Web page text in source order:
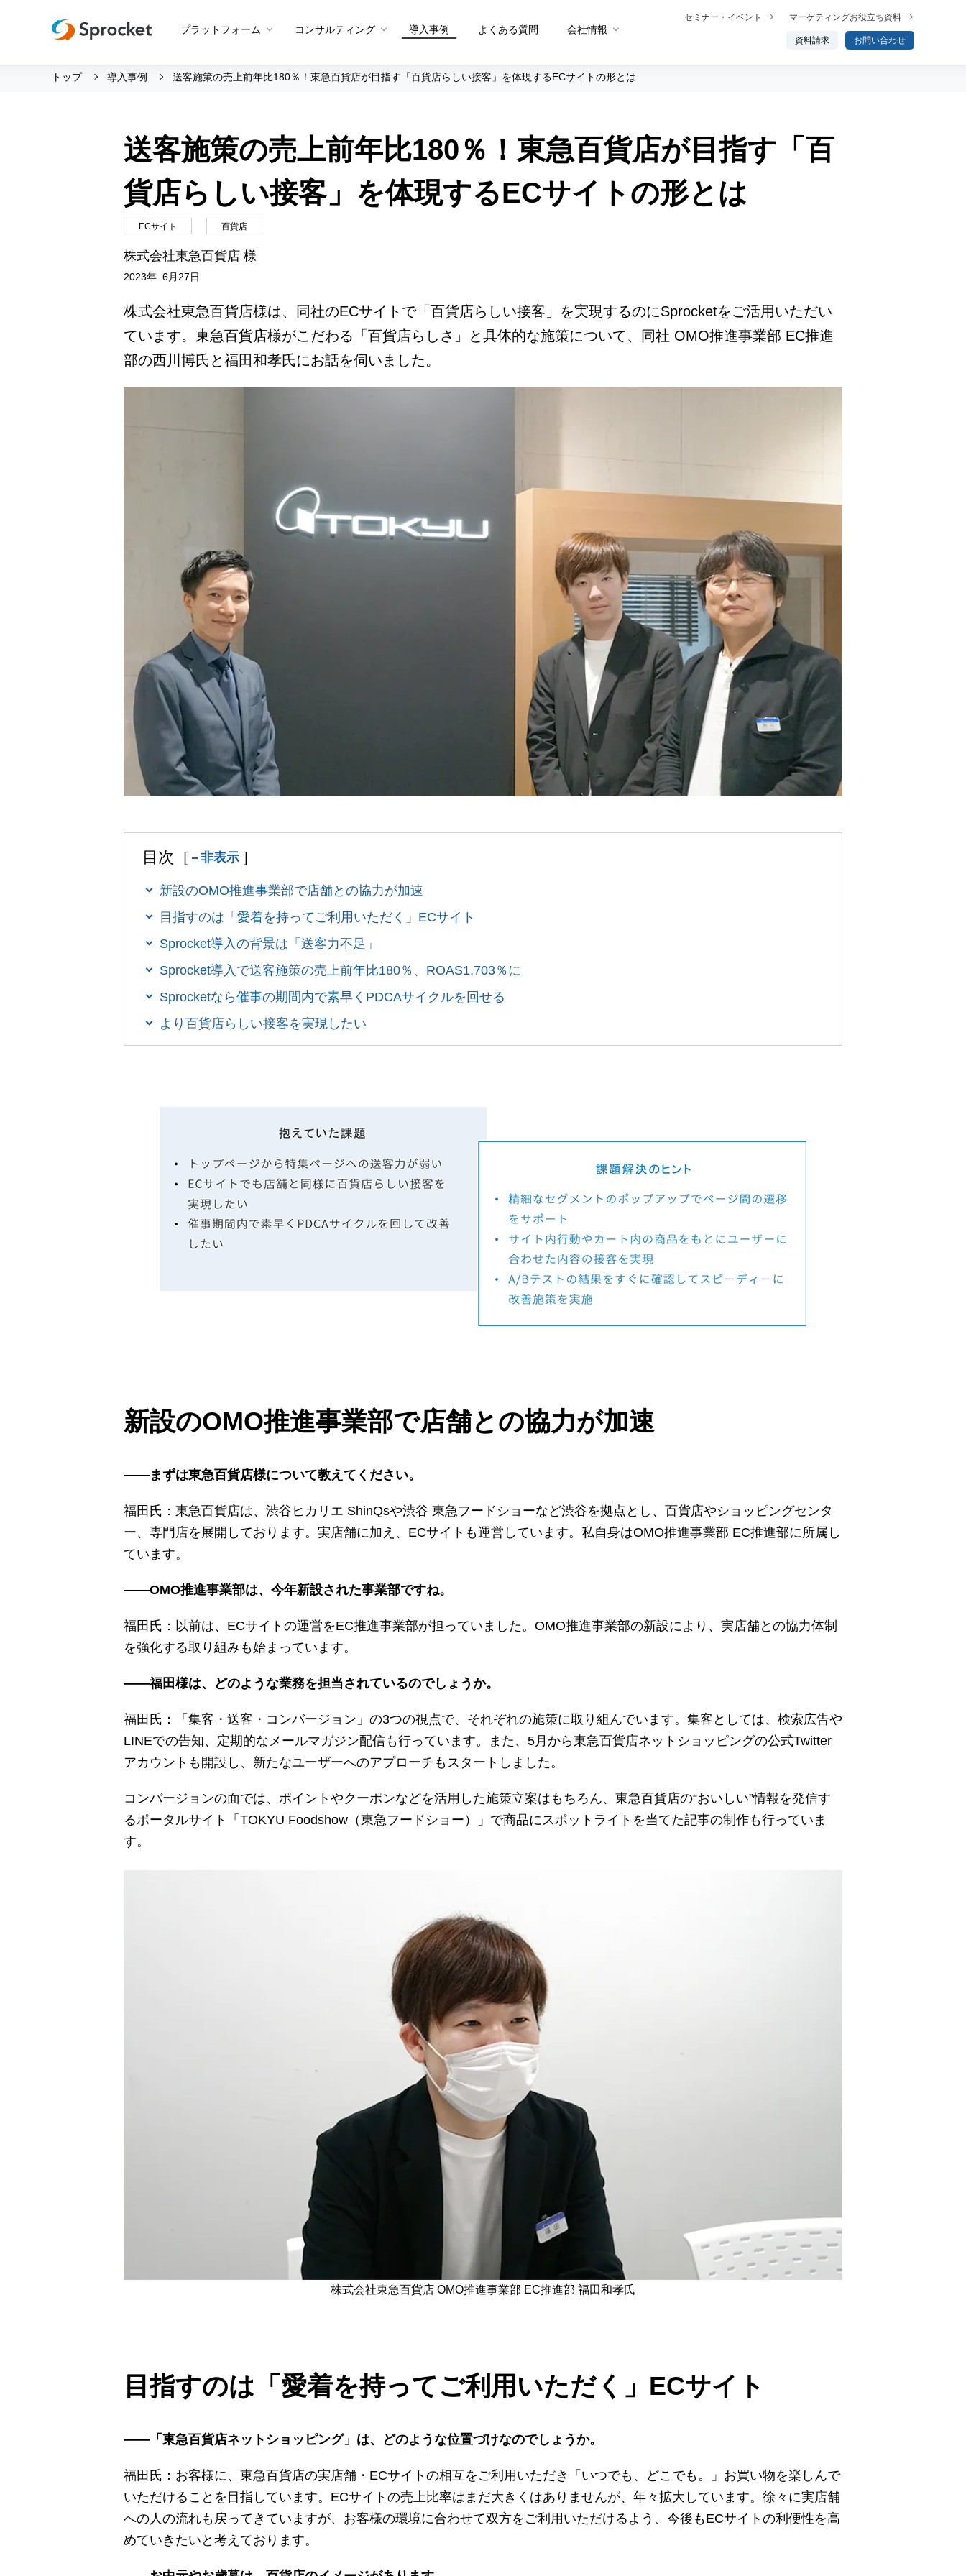
プラットフォーム
プロダクト概要
Web接客
アプリ最適化
アンケート
A/Bテスト
LINE活用
プロダクト概要
データ統合・抽出
セグメント適正スコア
プロダクト概要
サイト分析
ユーザー行動分析
プロダクト概要
コンサルティング
運用支援 トップ
Beyond CROコンサルティング
設定代行
サポートボット
メソッド トップ
メソッドを共有する仕組み
A/Bテストメソッド
広告効果最大化メソッド
顧客育成メソッド
導入事例 よくある質問 会社情報
会社情報 トップ
メンバー紹介
創業の想い
沿革
ビジョン・ミッション・バリュー
ロゴマーク
セミナー・イベント マーケティングお役立ち資料
資料請求 お問い合わせ
トップ 導入事例 送客施策の売上前年比180％！東急百貨店が目指す「百貨店らしい接客」を体現するECサイトの形とは
送客施策の売上前年比180％！東急百貨店が目指す「百
貨店らしい接客」を体現するECサイトの形とは
ECサイト 百貨店
株式会社東急百貨店 様
2023年 6月27日
株式会社東急百貨店様は、同社のECサイトで「百貨店らしい接客」を実現するのにSprocketをご活用いただい
ています。東急百貨店様がこだわる「百貨店らしさ」と具体的な施策について、同社 OMO推進事業部 EC推進
部の西川博氏と福田和孝氏にお話を伺いました。
目次［ 非表示 ］
新設のOMO推進事業部で店舗との協力が加速
目指すのは「愛着を持ってご利用いただく」ECサイト
Sprocket導入の背景は「送客力不足」
Sprocket導入で送客施策の売上前年比180％、ROAS1,703％に
Sprocketなら催事の期間内で素早くPDCAサイクルを回せる
より百貨店らしい接客を実現したい
新設のOMO推進事業部で店舗との協力が加速
――まずは東急百貨店様について教えてください。
福田氏：東急百貨店は、渋谷ヒカリエ ShinQsや渋谷 東急フードショーなど渋谷を拠点とし、百貨店やショッピングセンタ
ー、専門店を展開しております。実店舗に加え、ECサイトも運営しています。私自身はOMO推進事業部 EC推進部に所属し
ています。
――OMO推進事業部は、今年新設された事業部ですね。
福田氏：以前は、ECサイトの運営をEC推進事業部が担っていました。OMO推進事業部の新設により、実店舗との協力体制
を強化する取り組みも始まっています。
――福田様は、どのような業務を担当されているのでしょうか。
福田氏：「集客・送客・コンバージョン」の3つの視点で、それぞれの施策に取り組んでいます。集客としては、検索広告や
LINEでの告知、定期的なメールマガジン配信も行っています。また、5月から東急百貨店ネットショッピングの公式Twitter
アカウントも開設し、新たなユーザーへのアプローチもスタートしました。
コンバージョンの面では、ポイントやクーポンなどを活用した施策立案はもちろん、東急百貨店の“おいしい”情報を発信す
るポータルサイト「TOKYU Foodshow（東急フードショー）」で商品にスポットライトを当てた記事の制作も行っていま
す。
株式会社東急百貨店 OMO推進事業部 EC推進部 福田和孝氏
目指すのは「愛着を持ってご利用いただく」ECサイト
――「東急百貨店ネットショッピング」は、どのような位置づけなのでしょうか。
福田氏：お客様に、東急百貨店の実店舗・ECサイトの相互をご利用いただき「いつでも、どこでも。」お買い物を楽しんで
いただけることを目指しています。ECサイトの売上比率はまだ大きくはありませんが、年々拡大しています。徐々に実店舗
への人の流れも戻ってきていますが、お客様の環境に合わせて双方をご利用いただけるよう、今後もECサイトの利便性を高
めていきたいと考えております。